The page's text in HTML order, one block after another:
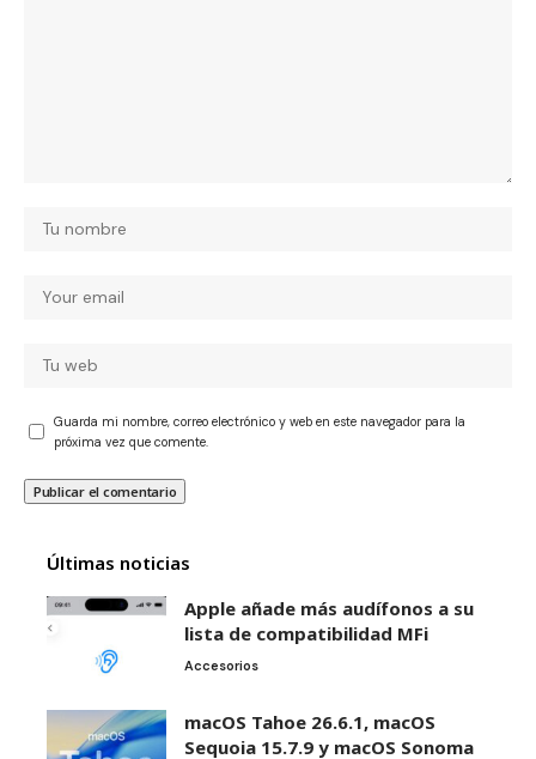
Guarda mi nombre, correo electrónico y web en este navegador para la
próxima vez que comente.
Últimas noticias
Apple añade más audífonos a su
lista de compatibilidad MFi
Accesorios
macOS Tahoe 26.6.1, macOS
Sequoia 15.7.9 y macOS Sonoma